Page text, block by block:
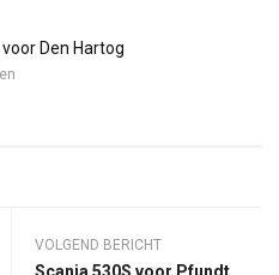
Den Hartog
VOLGEND BERICHT